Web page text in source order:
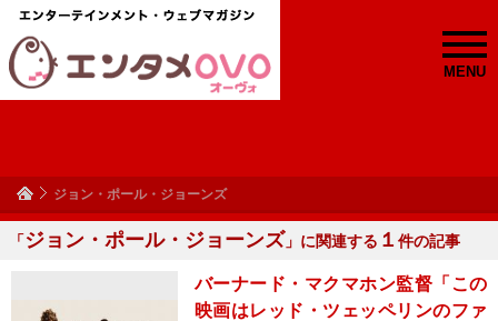
MENU
ジョン・ポール・ジョーンズ
「ジョン・ポール・ジョーンズ 」に関連する １ 件の記事
バーナード・マクマホン監督「この
映画はレッド・ツェッペリンのファ